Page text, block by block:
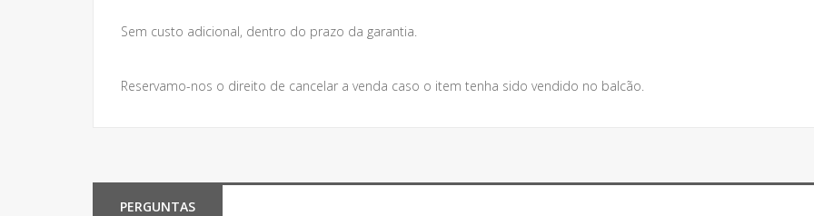
Sem custo adicional, dentro do prazo da garantia.
Reservamo-nos o direito de cancelar a venda caso o item tenha sido vendido no balcão.
PERGUNTAS